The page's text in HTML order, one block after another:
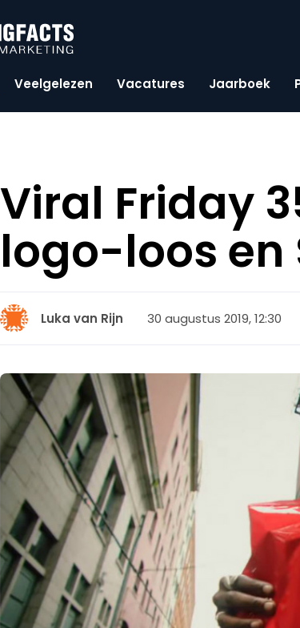
Veelgelezen Vacatures Jaarboek
Viral Friday
logo-loos en
Luka van Rijn 30 augustus 2019, 12:30